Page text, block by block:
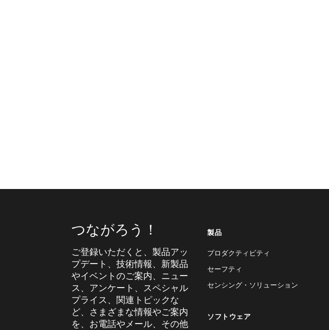
つながろう！
ご登録いただくと、製品アッ
プデート、技術情報、新製品
やイベントのご案内、ニュー
ス、アンケート、スペシャル
プライス、関連トピックな
ど、さまざまな情報やご案内
を、お電話やメール、その他
製品
プロダクティビティ
セーフティ
センシング・ソリューション
ソフトウェア